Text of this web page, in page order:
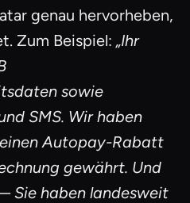
genau hervorheben,
Zum Beispiel: „Ihr
sowie
SMS. Wir haben
Autopay-Rabatt
gewährt. Und
Sie haben landesweit